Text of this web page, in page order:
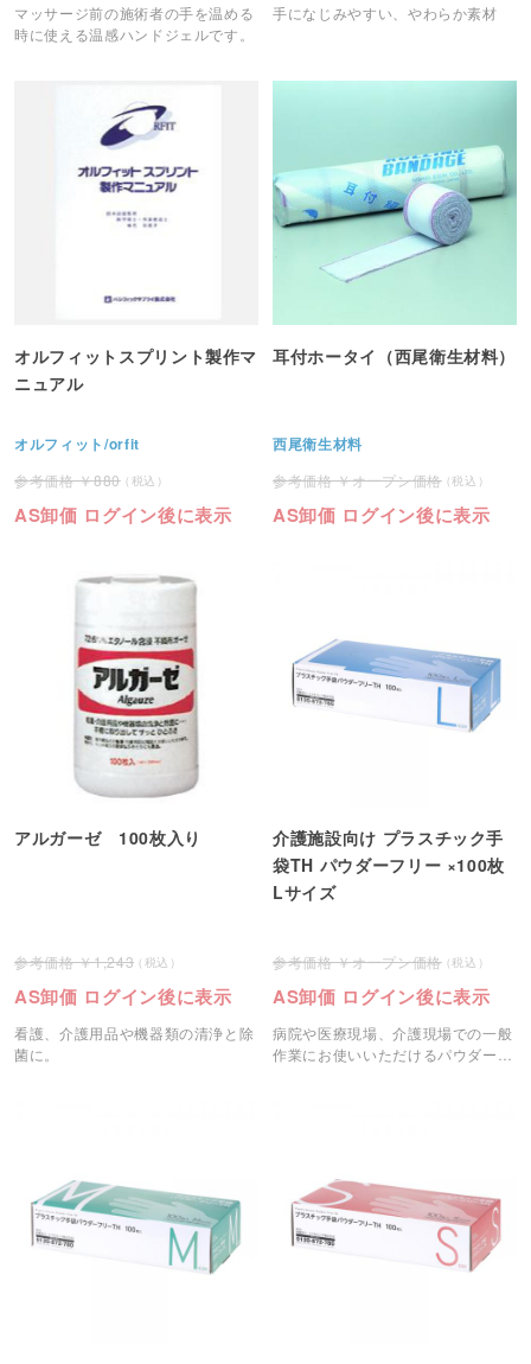
マッサージ前の施術者の手を温める
時に使える温感ハンドジェルです。
手になじみやすい、やわらか素材
オルフィットスプリント製作マ
ニュアル
オルフィット/orfit
880
AS卸価 ログイン後に表示
耳付ホータイ（西尾衛生材料）
西尾衛生材料
オープン価格
AS卸価 ログイン後に表示
アルガーゼ 100枚入り
1,243
AS卸価 ログイン後に表示
看護、介護用品や機器類の清浄と除
菌に。
介護施設向け プラスチック手
袋TH パウダーフリー ×100枚
Lサイズ
オープン価格
AS卸価 ログイン後に表示
病院や医療現場、介護現場での一般
作業にお使いいただけるパウダーフ